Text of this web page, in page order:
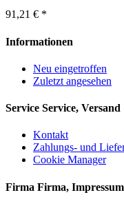
91,21 € *
Informationen
Neu eingetroffen
Zuletzt angesehen
Service Service,
Kontakt
Zahlungs- und
Cookie Manager
Firma Firma,